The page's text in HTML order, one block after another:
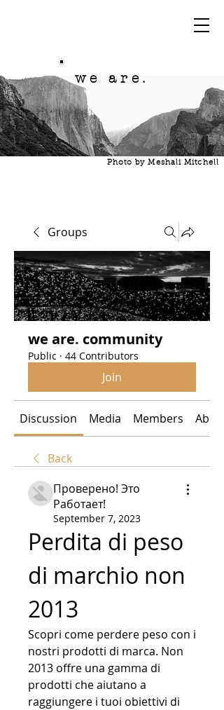
we are.
Photo by Meshali Mitchell
Groups
we are. community
Public · 44 Contributors
Join
Discussion Media Members About
Back
Проверено! Это
Работает!
September 7, 2023
Perdita di peso
di marchio non
2013
Scopri come perdere peso con i
nostri prodotti di marca. Non
2013 offre una gamma di
prodotti che aiutano a
raggiungere i tuoi obiettivi di